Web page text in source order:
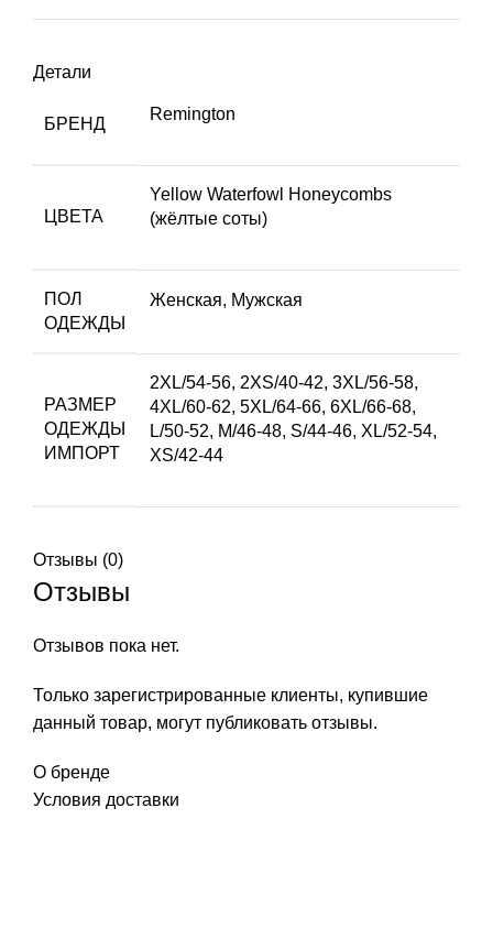
Детали
БРЕНД
Remington
ЦВЕТА
Yellow Waterfowl Honeycombs
(жёлтые соты)
ПОЛ
ОДЕЖДЫ
Женская, Мужская
РАЗМЕР
ОДЕЖДЫ
ИМПОРТ
2XL/54-56, 2XS/40-42, 3XL/56-58,
4XL/60-62, 5XL/64-66, 6XL/66-68,
L/50-52, M/46-48, S/44-46, XL/52-54,
XS/42-44
Отзывы (0)
Отзывы
Отзывов пока нет.
Только зарегистрированные клиенты, купившие
данный товар, могут публиковать отзывы.
О бренде
Условия доставки